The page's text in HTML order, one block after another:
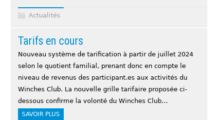
Actualités
Tarifs en cours
Nouveau système de tarification à partir de juillet 2024
selon le quotient familial, prenant donc en compte le
niveau de revenus des participant.es aux activités du
Winches Club. La nouvelle grille tarifaire proposée ci-
dessous confirme la volonté du Winches Club…
SAVOIR PLUS